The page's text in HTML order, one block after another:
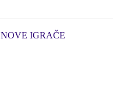
IGRAČE